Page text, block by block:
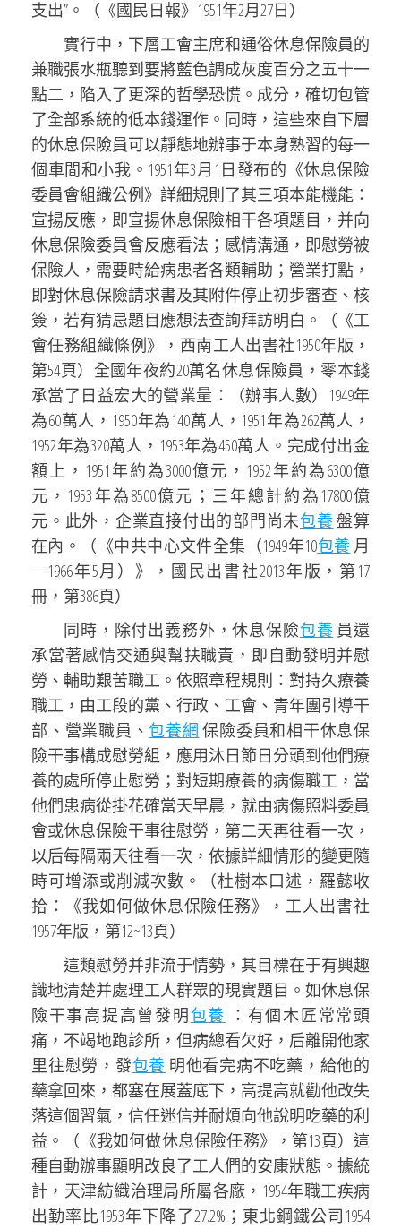
支出”。（《國民日報》1951年2月27日）
實行中，下層工會主席和通俗休息保險員的
兼職張水瓶聽到要將藍色調成灰度百分之五十一
點二，陷入了更深的哲學恐慌。成分，確切包管
了全部系統的低本錢運作。同時，這些來自下層
的休息保險員可以靜態地辦事于本身熟習的每一
個車間和小我。1951年3月1日發布的《休息保險
委員會組織公例》詳細規則了其三項本能機能：
宣揚反應，即宣揚休息保險相干各項題目，并向
休息保險委員會反應看法；感情溝通，即慰勞被
保險人，需要時給病患者各類輔助；營業打點，
即對休息保險請求書及其附件停止初步審查、核
簽，若有猜忌題目應想法查詢拜訪明白。（《工
會任務組織條例》，西南工人出書社1950年版，
第54頁）全國年夜約20萬名休息保險員，零本錢
承當了日益宏大的營業量：（辦事人數）1949年
為60萬人，1950年為140萬人，1951年為262萬人，
1952年為320萬人，1953年為450萬人。完成付出金
額上，1951年約為3000億元，1952年約為6300億
元，1953年為8500億元；三年總計約為17800億
元。此外，企業直接付出的部門尚未包養盤算
在內。（《中共中心文件全集（1949年10包養 月
—1966年5月）》，國民出書社2013年版，第17
冊，第386頁）
同時，除付出義務外，休息保險包養 員還
承當著感情交通與幫扶職責，即自動發明并慰
勞、輔助艱苦職工。依照章程規則：對持久療養
職工，由工段的黨、行政、工會、青年團引導干
部、營業職員、包養網 保險委員和相干休息保
險干事構成慰勞組，應用沐日節日分頭到他們療
養的處所停止慰勞；對短期療養的病傷職工，當
他們患病從掛花確當天早晨，就由病傷照料委員
會或休息保險干事往慰勞，第二天再往看一次，
以后每隔兩天往看一次，依據詳細情形的變更隨
時可增添或削減次數。（杜樹本口述，羅懿收
拾：《我如何做休息保險任務》，工人出書社
1957年版，第12~13頁）
這類慰勞并非流于情勢，其目標在于有興趣
識地清楚并處理工人群眾的現實題目。如休息保
險干事高提高曾發明包養 ：有個木匠常常頭
痛，不竭地跑診所，但病總看欠好，后離開他家
里往慰勞，發包養 明他看完病不吃藥，給他的
藥拿回來，都塞在展蓋底下，高提高就勸他改失
落這個習氣，信任迷信并耐煩向他說明吃藥的利
益。（《我如何做休息保險任務》，第13頁）這
種自動辦事顯明改良了工人們的安康狀態。據統
計，天津紡織治理局所屬各廠，1954年職工疾病
出勤率比1953年下降了27.2%；東北鋼鐵公司1954